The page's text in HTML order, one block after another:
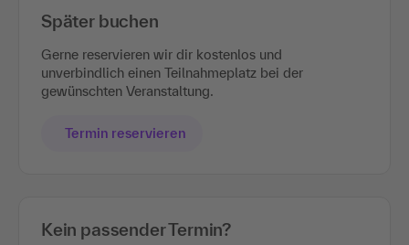
Später buchen
Gerne reservieren wir dir kostenlos und
unverbindlich einen Teilnahmeplatz bei der
gewünschten Veranstaltung.
Termin reservieren
Kein passender Termin?